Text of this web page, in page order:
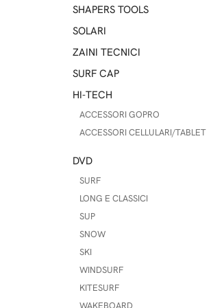
SHAPERS TOOLS
SOLARI
ZAINI TECNICI
SURF CAP
HI-TECH
ACCESSORI GOPRO
ACCESSORI CELLULARI/TABLET
DVD
SURF
LONG E CLASSICI
SUP
SNOW
SKI
WINDSURF
KITESURF
WAKEBOARD